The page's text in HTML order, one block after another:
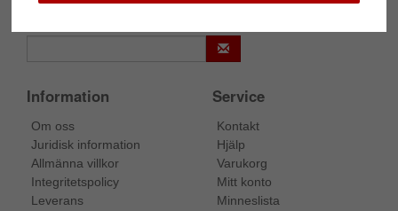
Information
Om oss
Juridisk information
Allmänna villkor
Integritetspolicy
Leverans
Service
Kontakt
Hjälp
Varukorg
Mitt konto
Minneslista